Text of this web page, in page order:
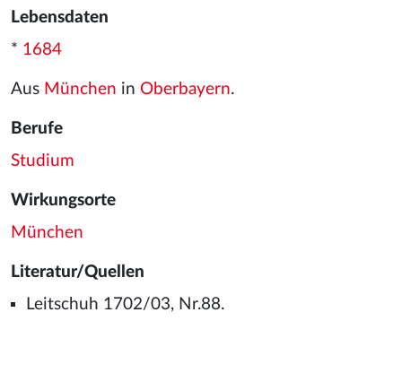
Lebensdaten
* 1684
Aus München in Oberbayern.
Berufe
Studium
Wirkungsorte
München
Literatur/Quellen
Leitschuh 1702/03, Nr.88.